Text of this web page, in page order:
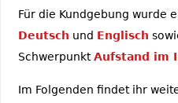
Für die Kundgebung wurde
Deutsch und Englisch
SchwerpunktAufstand im
Im Folgenden findet ihr